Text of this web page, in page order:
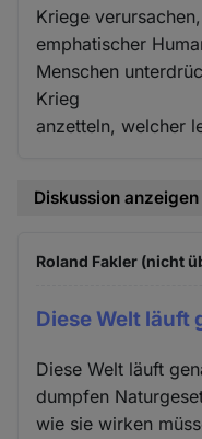
Kriege
emphatischer
Menschen
Krieg
anzetteln, welcher
Diskussion anzeigen
Roland Fakler (nicht
Diese Welt läuft
Diese Welt läuft
dumpfen
wie sie wirken